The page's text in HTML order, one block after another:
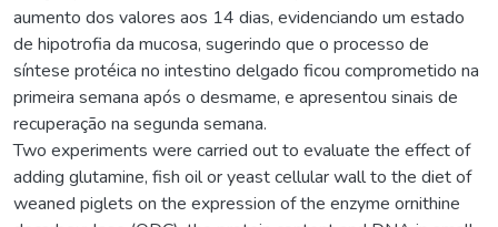
aumento dos valores aos 14 dias, evidenciando um estado
de hipotrofia da mucosa, sugerindo que o processo de
síntese protéica no intestino delgado ficou comprometido na
primeira semana após o desmame, e apresentou sinais de
recuperação na segunda semana.
Two experiments were carried out to evaluate the effect of
adding glutamine, fish oil or yeast cellular wall to the diet of
weaned piglets on the expression of the enzyme ornithine